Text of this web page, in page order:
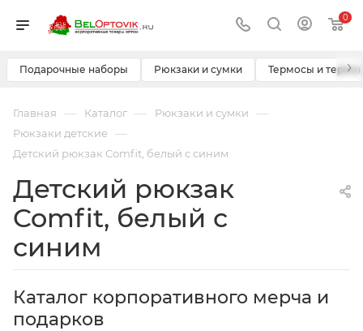
0
Подарочные наборы Рюкзаки и сумки Термосы и ›
Главная — Каталог — Рюкзаки и сумки —
Рюкзаки детские —
Детский рюкзак Comfit, белый с синим
Детский рюкзак
Comfit, белый с
синим
Каталог корпоративного мерча и
подарков